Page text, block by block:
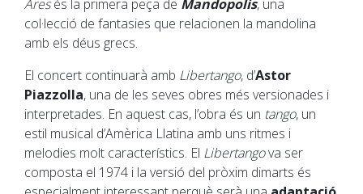
Aresés la primera peça de Mandopolis, una
col·lecció de fantasies que relacionen la mandolina
amb els déus grecs.
El concert continuarà amb Libertango, d’Astor
Piazzolla, una de les seves obres més versionades i
interpretades. En aquest cas, l’obra és un tango, un
estil musical d’Amèrica Llatina amb uns ritmes i
melodies molt característics. El Libertangova ser
composta el 1974 i la versió del pròxim dimarts és